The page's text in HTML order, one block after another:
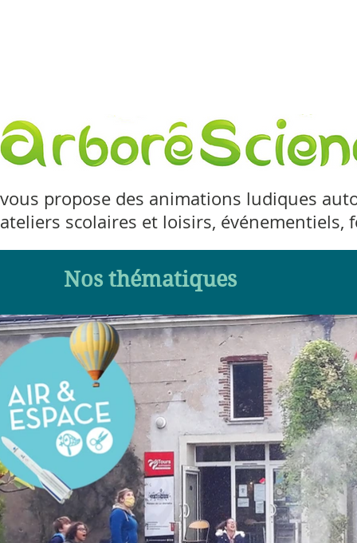
vous propose des animations ludiques
ateliers scolaires et loisirs,
Nos thématiques